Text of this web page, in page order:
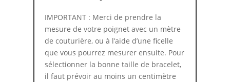
IMPORTANT : Merci de prendre la
mesure de votre poignet avec un mètre
de couturière, ou à l’aide d’une ficelle
que vous pourrez mesurer ensuite. Pour
sélectionner la bonne taille de bracelet,
il faut prévoir au moins un centimètre